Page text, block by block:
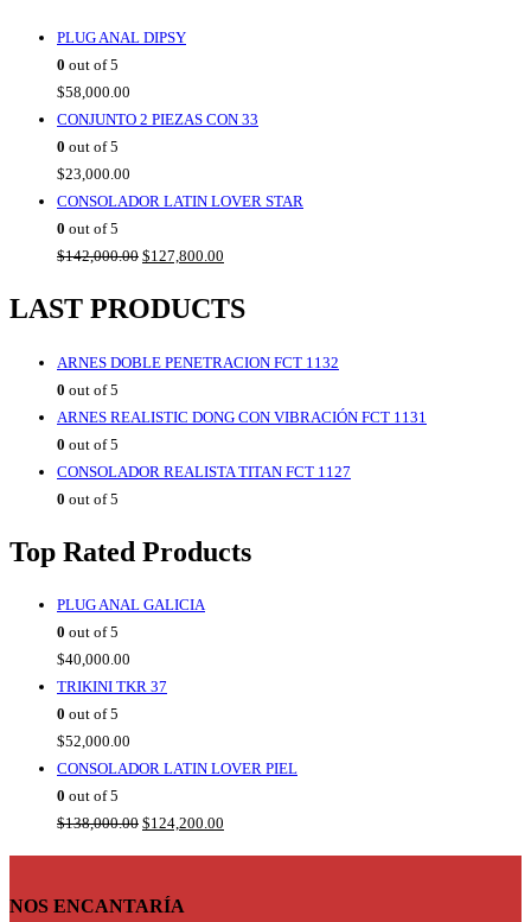
PLUG ANAL DIPSY
0 out of 5
$58,000.00
CONJUNTO 2 PIEZAS CON 33
0 out of 5
$23,000.00
CONSOLADOR LATIN LOVER STAR
0 out of 5
$142,000.00 Original
was:
$127,800.00
is:
LAST PRODUCTS
ARNES DOBLE PENETRACION FCT 1132
0 out of 5
ARNES REALISTIC DONG CON VIBRACIÓN FCT 1131
0 out of 5
CONSOLADOR REALISTA TITAN FCT 1127
0 out of 5
Top Rated Products
PLUG ANAL GALICIA
0 out of 5
$40,000.00
TRIKINI TKR 37
0 out of 5
$52,000.00
CONSOLADOR LATIN LOVER PIEL
0 out of 5
$138,000.00 Original
$138,000.00.
$124,200.00
NOS ENCANTARÍA